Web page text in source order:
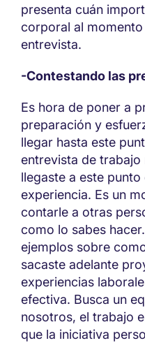
presenta cuán
corporal al momento
entrevista.
-Contestando las
Es hora de poner a
preparación y
llegar hasta este
entrevista de trabajo
llegaste a este
experiencia. Es un
contarle a otras
como lo sabes
ejemplos sobre
sacaste adelante
experiencias
efectiva. Busca un
nosotros, el trabajo
que la iniciativa